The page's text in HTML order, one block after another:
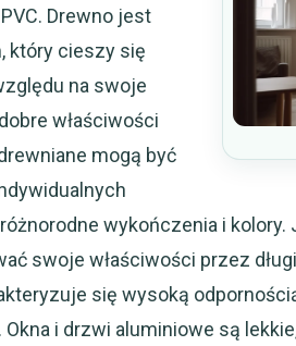
Drewno jest
który cieszy się
na swoje
właściwości
mogą być
wykończenia i kolory.
swoje właściwości przez
się wysoką
i drzwi aluminiowe są